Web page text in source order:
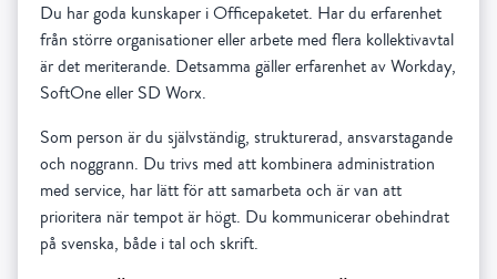
Du har goda kunskaper i Officepaketet. Har du erfarenhet
från större organisationer eller arbete med flera kollektivavtal
är det meriterande. Detsamma gäller erfarenhet av Workday,
SoftOne eller SD Worx.
Som person är du självständig, strukturerad, ansvarstagande
och noggrann. Du trivs med att kombinera administration
med service, har lätt för att samarbeta och är van att
prioritera när tempot är högt. Du kommunicerar obehindrat
på svenska, både i tal och skrift.